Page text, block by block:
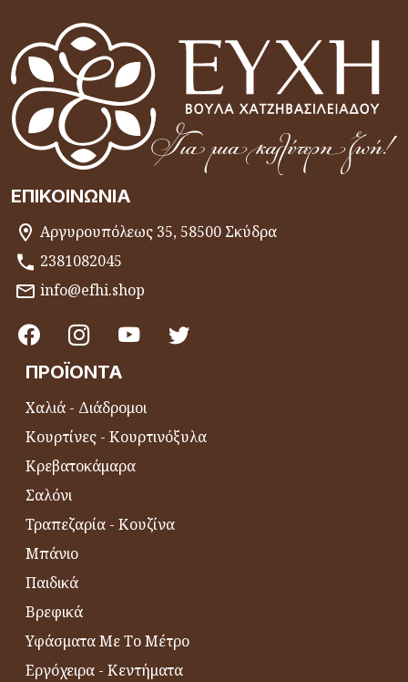
ΕΠΙΚΟΙΝΩΝΊΑ
Αργυρουπόλεως 35, 58500 Σκύδρα
2381082045
info@efhi.shop
ΠΡΟΪΌΝΤΑ
Χαλιά - Διάδρομοι
Κουρτίνες - Κουρτινόξυλα
Κρεβατοκάμαρα
Σαλόνι
Τραπεζαρία - Κουζίνα
Μπάνιο
Παιδικά
Βρεφικά
Υφάσματα Με Το Μέτρο
Εργόχειρα - Κεντήματα